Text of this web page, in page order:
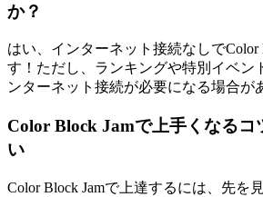
か？
はい、インターネット接続なしでColor
す！ただし、ランキングや特別イベン
ンターネット接続が必要になる場合が
Color Block Jamで上手くなるコ
い
Color Block Jamで上達するには、先を